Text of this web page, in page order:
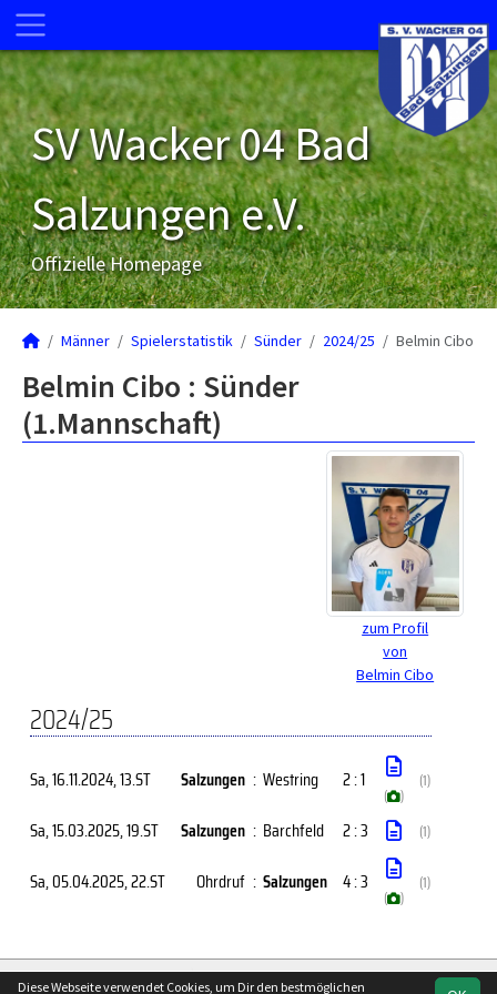
SV Wacker 04 Bad
Salzungen e.V.
Offizielle Homepage
Männer Spielerstatistik Sünder 2024/25 Belmin Cibo
Belmin Cibo : Sünder
(1.Mannschaft)
zum Profil
von
Belmin Cibo
2024/25
Sa, 16.11.2024, 13.ST Salzungen : Westring 2 : 1
( )
(1)
Sa, 15.03.2025, 19.ST Salzungen : Barchfeld 2 : 3 (1)
Sa, 05.04.2025, 22.ST Ohrdruf : Salzungen 4 : 3
( )
(1)
soccero.de
Diese Webseite verwendet Cookies, um Dir den bestmöglichen